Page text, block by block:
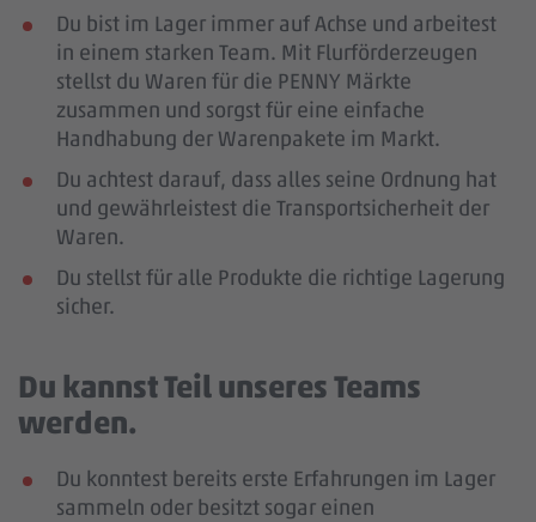
Du bist im Lager immer auf Achse und arbeitest
in einem starken Team. Mit Flurförderzeugen
stellst du Waren für die PENNY Märkte
zusammen und sorgst für eine einfache
Handhabung der Warenpakete im Markt.
Du achtest darauf, dass alles seine Ordnung hat
und gewährleistest die Transportsicherheit der
Waren.
Du stellst für alle Produkte die richtige Lagerung
sicher.
Du kannst Teil unseres Teams
werden.
Du konntest bereits erste Erfahrungen im Lager
sammeln oder besitzt sogar einen